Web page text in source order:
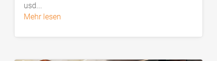
usd...
mehr lesen